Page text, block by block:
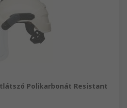
Polikarbonát Resistant